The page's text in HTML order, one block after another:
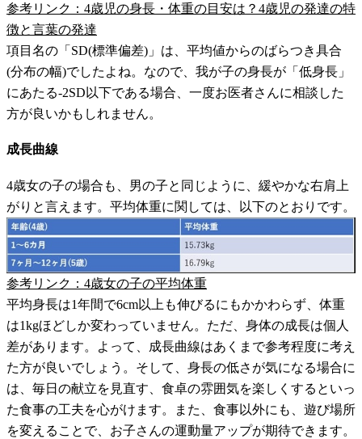
参考リンク：4歳児の身長・体重の目安は？4歳児の発達の特
徴と言葉の発達
項目名の「SD(標準偏差)」は、平均値からのばらつき具合
(分布の幅)でしたよね。なので、我が子の身長が「低身長」
にあたる-2SD以下である場合、一度お医者さんに相談した
方が良いかもしれません。
成長曲線
4歳女の子の場合も、男の子と同じように、緩やかな右肩上
がりと言えます。平均体重に関しては、以下のとおりです。
参考リンク：4歳女の子の平均体重
平均身長は1年間で6cm以上も伸びるにもかかわらず、体重
は1kgほどしか変わっていません。ただ、身体の成長は個人
差があります。よって、成長曲線はあくまで参考程度に考え
た方が良いでしょう。そして、身長の低さが気になる場合に
は、毎日の献立を見直す、食卓の雰囲気を楽しくするといっ
た食事の工夫を心がけます。また、食事以外にも、遊び場所
を変えることで、お子さんの運動量アップが期待できます。